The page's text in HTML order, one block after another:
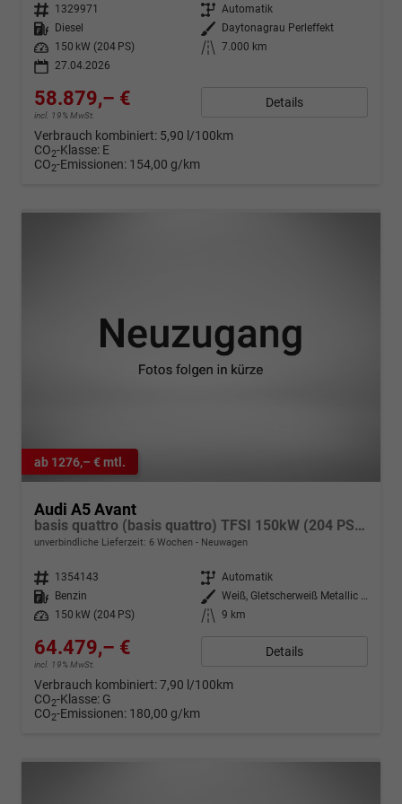
Fahrzeugnr. 1329971 Getriebe Automatik
Kraftstoff
Diesel Außenfarbe
Daytonagrau Perleffekt
Leistung
150 kW (204 PS) Kilometerstand
7.000 km
27.04.2026
58.879,– €
incl. 19% MwSt.
Details
Verbrauch kombiniert: 5,90 l/100km
CO2-Klasse: E
CO2-Emissionen: 154,00 g/km
ab 1276,– € mtl.
Audi A5 Avant
basis quattro (basis quattro) TFSI 150kW (204 PS) 7-Gang S-tronic
unverbindliche Lieferzeit: 6 Wochen Neuwagen
Fahrzeugnr. 1354143 Getriebe Automatik
Kraftstoff
Benzin Außenfarbe
Weiß, Gletscherweiß Metallic (2Y)
Leistung
150 kW (204 PS) Kilometerstand 9 km
64.479,– €
incl. 19% MwSt.
Details
Verbrauch kombiniert:7,90 l/100km
CO2-Klasse: G
CO2-Emissionen: 180,00 g/km